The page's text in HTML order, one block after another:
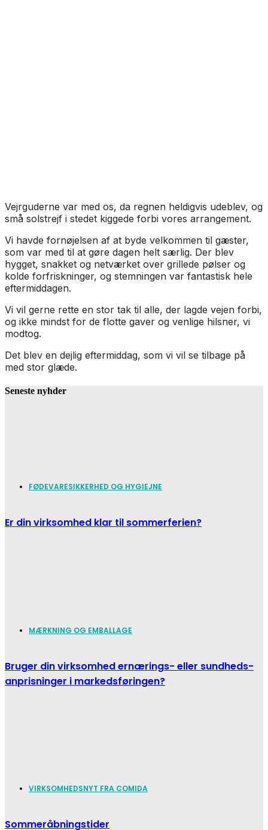
Vejrguderne var med os, da regnen heldigvis udeblev, og
små solstrejf i stedet kiggede forbi vores arrangement.
Vi havde fornøjelsen af at byde velkommen til gæster,
som var med til at gøre dagen helt særlig. Der blev
hygget, snakket og netværket over grillede pølser og
kolde forfriskninger, og stemningen var fantastisk hele
eftermiddagen.
Vi vil gerne rette en stor tak til alle, der lagde vejen forbi,
og ikke mindst for de flotte gaver og venlige hilsner, vi
modtog.
Det blev en dejlig eftermiddag, som vi vil se tilbage på
med stor glæde.
Seneste nyhder
FØDEVARESIKKERHED OG HYGIEJNE
Er din virksomhed klar til sommerferien?
MÆRKNING OG EMBALLAGE
Bruger din virksomhed ernærings- eller sundheds-
anprisninger i markedsføringen?
VIRKSOMHEDSNYT FRA COMIDA
Sommeråbningstider